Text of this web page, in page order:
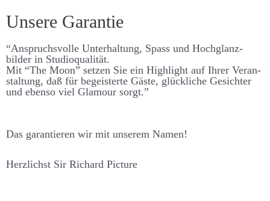
Unsere Garantie
“An­spruchs­­volle Unter­­haltung, Spass und Hoch­­glanz­­
bilder in Studio­qualität.
Mit “The Moon” setzen Sie ein High­­light auf Ihrer Ver­­an­
stalt­ung, daß für be­­geisterte Gäste, glück­liche Ge­­sichter
und ebenso viel Glamour sorgt.”
Das garantieren wir mit unserem Namen!
Herzlichst Sir Richard Picture